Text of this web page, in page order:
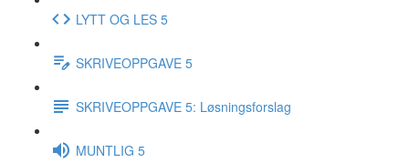
LYTT OG LES 5
SKRIVEOPPGAVE 5
SKRIVEOPPGAVE 5: Løsningsforslag
MUNTLIG 5